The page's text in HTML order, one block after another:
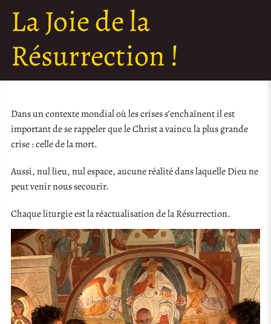
La Joie de la
Résurrection !
Dans un contexte mondial où les crises s’enchaînent il est
important de se rappeler que le Christ a vaincu la plus grande
crise : celle de la mort.
Aussi, nul lieu, nul espace, aucune réalité dans laquelle Dieu ne
peut venir nous secourir.
Chaque liturgie est la réactualisation de la Résurrection.